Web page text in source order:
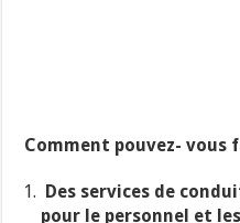
Comment pouvez-
Des services de
pour le personnel et